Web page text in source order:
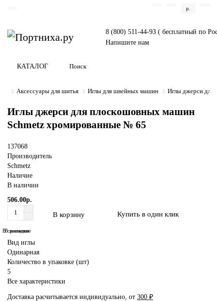
р.
8 (800) 511-44-93 ( бесплатный по
Напишите нам
КАТАЛОГ
Аксессуары для шитья Иглы для швейных машин Иглы джерси
Иглы джерси для плоскошовных машин
Schmetz хромированные № 65
137068
Производитель
Schmetz
Наличие
В наличии
506.00р.
В корзину Купить в один клик
В закладки
В сравнение
Вид иглы
Одинарная
Количество в упаковке (шт)
5
Все характеристики
Доставка расчитывается индивидуально, от 300 ₽